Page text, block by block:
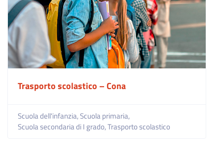
Trasporto scolastico – Cona
Scuola dell'infanzia,Scuola primaria,
Scuola secondaria di I grado,Trasporto scolastico